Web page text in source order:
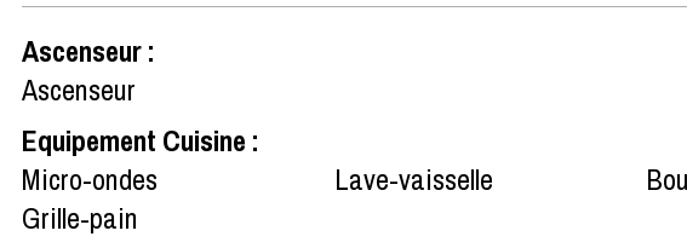
Ascenseur:
Ascenseur
Equipement Cuisine :
Micro-ondes
Lave-vaisselle
Grille-pain